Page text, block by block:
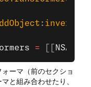
:
= NSArray
ーマ（前のセクショ
と組み合わせたり、